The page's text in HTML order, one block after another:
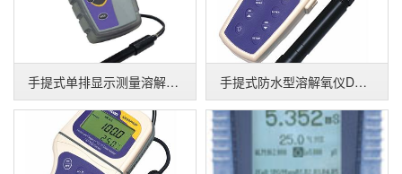
手提式单排显示测量溶解氧仪DO6+ 手提式防水型溶解氧仪DO110